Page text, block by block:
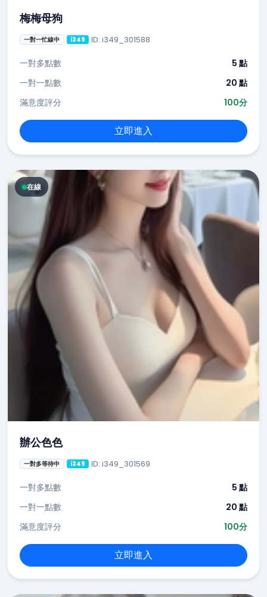
梅梅母狗
一對一忙線中 i349 ID: i349_301588
一對多點數
5 點
一對一點數
20 點
滿意度評分
100分
立即進入
在線
辦公色色
一對多等待中 i349 ID: i349_301569
一對多點數
5 點
一對一點數
20 點
滿意度評分
100分
立即進入